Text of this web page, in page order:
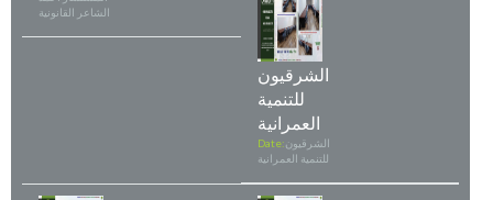
الشاعر القانونية
الشرقيون
للتنمية
العمرانية
Date:الشرقيون
للتنمية العمرانية